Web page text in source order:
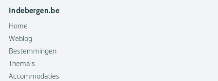
Indebergen.be
Home
Weblog
Bestemmingen
Thema's
Accommodaties